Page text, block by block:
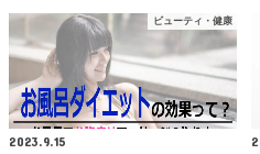
ビューティ・健康
2023.9.15